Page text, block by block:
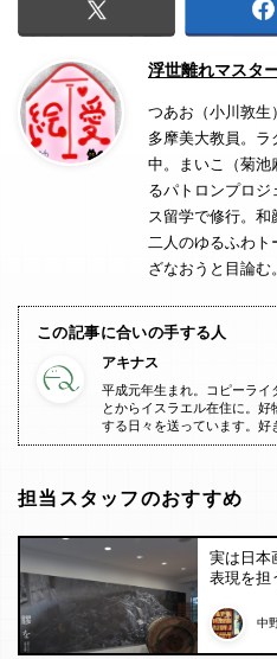
浮世離れマスタ
つあお（小川敦生
多摩美大教員。ラ
中。まいこ（菊池
るパトロンプロジ
ス留学で修行。和
二人のゆるふわ
ざなおうと目論む。
この記事に合いの手する人
アキナス
平成元年生まれ。コピーライ
とからイスラエル在住に。
する日々を送っています。好
担当スタッフのおすすめ
実は日本
表現を担
中